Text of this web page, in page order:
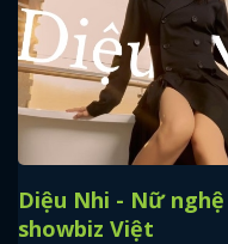
Diệu Nhi - Nữ
showbiz Việt